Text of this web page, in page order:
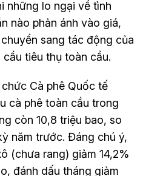
những lo ngại về tình
nào phản ánh vào giá,
sang tác động của
tiêu thụ toàn cầu.
Cà phê Quốc tế
cà phê toàn cầu trong
còn 10,8 triệu bao, so
năm trước. Đáng chú ý,
(chưa rang) giảm 14,2%
đánh dấu tháng giảm